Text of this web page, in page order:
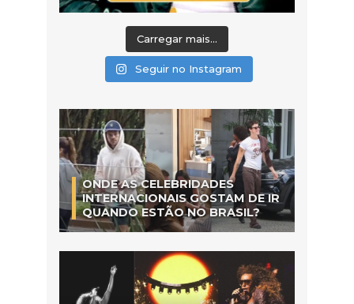
Carregar mais...
Seguir no Instagram
ONDE AS CELEBRIDADES
INTERNACIONAIS GOSTAM DE IR
QUANDO ESTÃO NO BRASIL?